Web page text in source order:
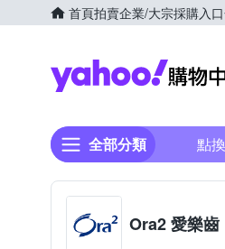
首頁拍賣企業/大宗採購入口
全部分類 點
Ora2 愛樂齒